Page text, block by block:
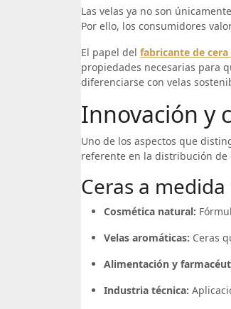
Las velas ya no son
Por ello, los consumidores
El papel del fabricante de cera
propiedades necesarias para
diferenciarse con velas
Innovación y
Uno de los aspectos que
referente en la distribución de
Ceras a
Cosmética natural:
Velas aromáticas: Ceras
Alimentación y
Industria técnica: